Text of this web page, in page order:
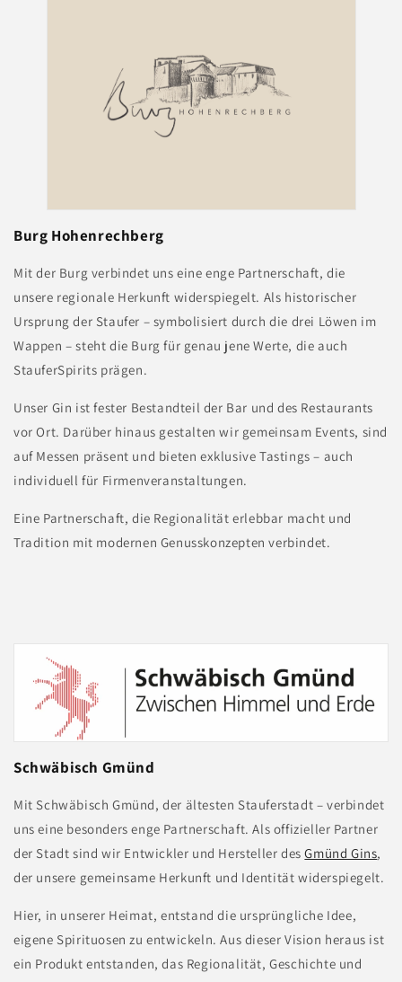
Burg Hohenrechberg
Mit der Burg verbindet uns eine enge Partnerschaft, die
unsere regionale Herkunft widerspiegelt. Als historischer
Ursprung der Staufer – symbolisiert durch die drei Löwen im
Wappen – steht die Burg für genau jene Werte, die auch
StauferSpirits prägen.
Unser Gin ist fester Bestandteil der Bar und des Restaurants
vor Ort. Darüber hinaus gestalten wir gemeinsam Events, sind
auf Messen präsent und bieten exklusive Tastings – auch
individuell für Firmenveranstaltungen.
Eine Partnerschaft, die Regionalität erlebbar macht und
Tradition mit modernen Genusskonzepten verbindet.
Schwäbisch Gmünd
Mit Schwäbisch Gmünd, der ältesten Stauferstadt – verbindet
uns eine besonders enge Partnerschaft. Als offizieller Partner
der Stadt sind wir Entwickler und Hersteller desGmünd Gins,
der unsere gemeinsame Herkunft und Identität widerspiegelt.
Hier, in unserer Heimat, entstand die ursprüngliche Idee,
eigene Spirituosen zu entwickeln. Aus dieser Vision heraus ist
ein Produkt entstanden, das Regionalität, Geschichte und